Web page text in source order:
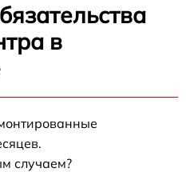
в
случаем?